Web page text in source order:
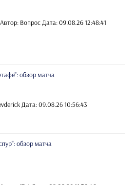
Автор: ВопросДата: 09.08.26 12:48:41
обзор матча
Дата: 09.08.26 10:56:43
обзор матча